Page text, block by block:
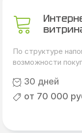
По структуре
возможности
30 дней
от 70 000